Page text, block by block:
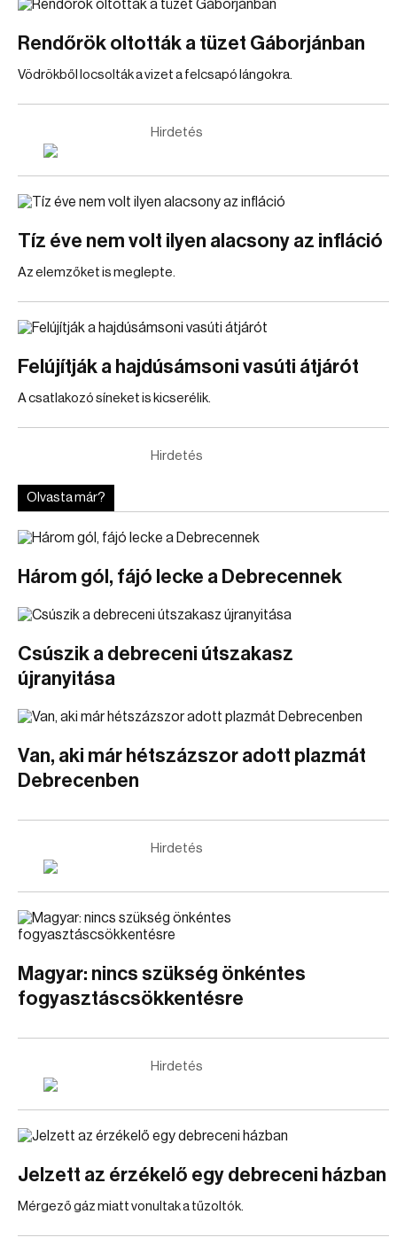
Rendőrök oltották a tüzet Gáborjánban
Vödrökből locsolták a vizet a felcsapó lángokra.
Hirdetés
Tíz éve nem volt ilyen alacsony az infláció
Az elemzőket is meglepte.
Felújítják a hajdúsámsoni vasúti átjárót
A csatlakozó síneket is kicserélik.
Hirdetés
Olvasta már?
Három gól, fájó lecke a Debrecennek
Csúszik a debreceni útszakasz
újranyitása
Van, aki már hétszázszor adott plazmát
Debrecenben
Hirdetés
Magyar: nincs szükség önkéntes
fogyasztáscsökkentésre
Hirdetés
Jelzett az érzékelő egy debreceni házban
Mérgező gáz miatt vonultak a tűzoltók.